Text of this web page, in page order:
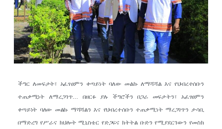
ችግር ለመፍታት፣ አፈፃፀምን ቀጣይነት ባለው መልኩ ለማሻሻል እና የህብረተሰቡን
ተጠቃሚነት ለማረጋገጥ… በዘርፉ ያሉ ችግሮችን በጋራ መፍታትን፣ አፈፃፀምን
ቀጣይነት ባለው መልኩ ማሻሻልን እና የህብረተሰቡን ተጠቃሚነት ማረጋገጥን ታሳቢ
በማድረግ የሥራና ክህሎት ሚኒስቴር የድጋፍና ክትትል ቡድን የሚያደርገውን የመስክ